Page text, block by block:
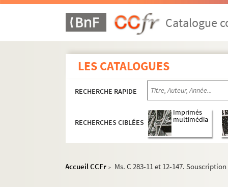
Catalogue
LES CATALOGUES
RECHERCHE RAPIDE
RECHERCHES CIBLÉES
Imprimés
multimédia
Accueil CCFr > Ms. C 283-11 et 12-147.
Ms. C 277. Relation du siège de Lille par
Ms. C 278. Mémoire pour M. Joseph
Ms. C 280. Commentaire sur la coutume
Ms. C 282. Armoiries, sceaux et blasons de
Ms. C 283. Fonds Delescluze
Ms. C 283-1. Carton n°1 : Lille et le
Ms. C 283-2. Carton n°2 : Politique